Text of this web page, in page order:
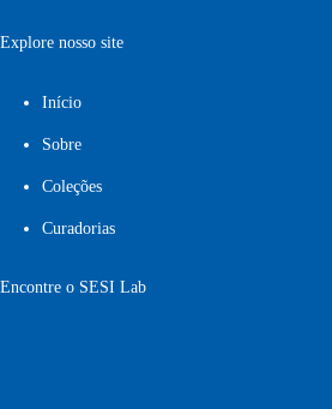
Explore nosso site
Início
Sobre
Coleções
Curadorias
Encontre o SESI Lab